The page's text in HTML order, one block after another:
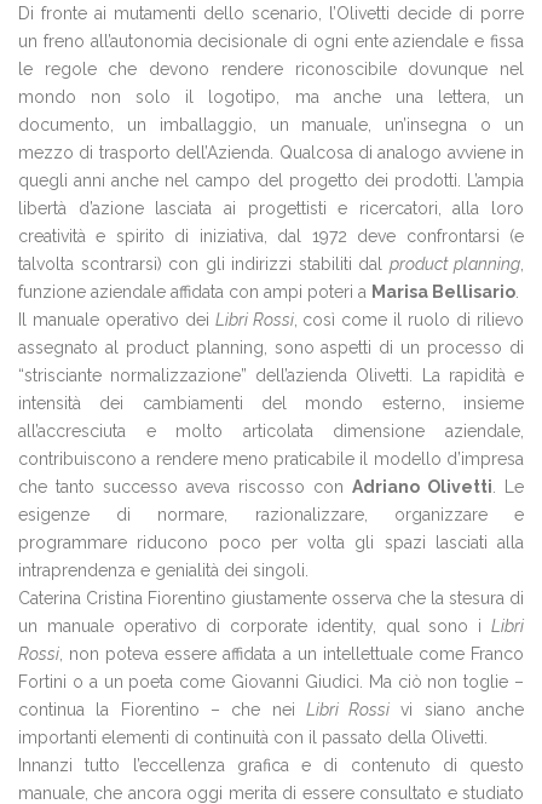
Di fronte ai mutamenti dello scenario, l’Olivetti decide di porre
un freno all’autonomia decisionale di ogni ente aziendale e fissa
le regole che devono rendere riconoscibile dovunque nel
mondo non solo il logotipo, ma anche una lettera, un
documento, un imballaggio, un manuale, un’insegna o un
mezzo di trasporto dell’Azienda. Qualcosa di analogo avviene in
quegli anni anche nel campo del progetto dei prodotti. L’ampia
libertà d’azione lasciata ai progettisti e ricercatori, alla loro
creatività e spirito di iniziativa, dal 1972 deve confrontarsi (e
talvolta scontrarsi) con gli indirizzi stabiliti dal product planning
funzione aziendale affidata con ampi poteri a Marisa Bellisario
Il manuale operativo dei Libri Rossi, così come il ruolo di rilievo
assegnato al product planning, sono aspetti di un processo di
“strisciante normalizzazione” dell’azienda Olivetti. La rapidità e
intensità dei cambiamenti del mondo esterno, insieme
all’accresciuta e molto articolata dimensione aziendale,
contribuiscono a rendere meno praticabile il modello d’impresa
che tanto successo aveva riscosso con Adriano Olivetti . Le
esigenze di normare, razionalizzare, organizzare e
programmare riducono poco per volta gli spazi lasciati alla
intraprendenza e genialità dei singoli.
Caterina Cristina Fiorentino giustamente osserva che la stesura di
un manuale operativo di corporate identity, qual sono i Libri
Rossi , non poteva essere affidata a un intellettuale come Franco
Fortini o a un poeta come Giovanni Giudici. Ma ciò non toglie –
continua la Fiorentino – che nei Libri Rossi vi siano anche
importanti elementi di continuità con il passato della Olivetti.
Innanzi tutto l’eccellenza grafica e di contenuto di questo
manuale, che ancora oggi merita di essere consultato e studiato